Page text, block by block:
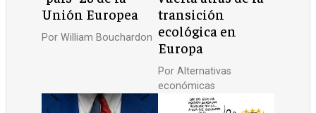
Unión Europea
PorWilliam Bouchardon
transición
ecológica en
Europa
Por Alternativas
económicas